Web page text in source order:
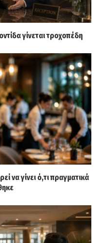
γίνεται τροχοπέδη
να γίνει ό,τι πραγματικά